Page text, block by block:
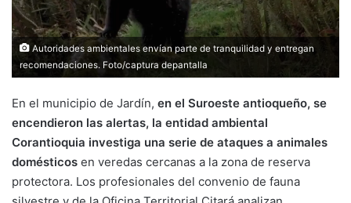
Autoridades ambientales envían parte de tranquilidad y entregan
recomendaciones. Foto/captura depantalla
En el municipio de Jardín, en el Suroeste antioqueño, se
encendieron las alertas, la entidad ambiental
Corantioquia investiga una serie de ataques a animales
domésticos en veredas cercanas a la zona de reserva
protectora. Los profesionales del convenio de fauna